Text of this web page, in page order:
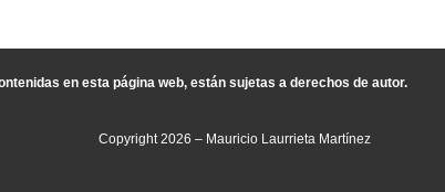
en esta página web, están sujetas a derechos de autor.
Copyright 2026 – Mauricio Laurrieta Martínez